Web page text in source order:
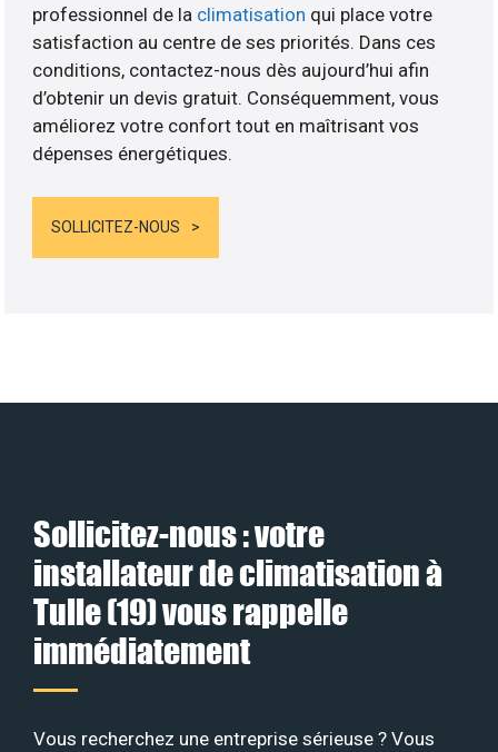
professionnel de la climatisation qui place votre
satisfaction au centre de ses priorités. Dans ces
conditions, contactez-nous dès aujourd’hui afin
d’obtenir un devis gratuit. Conséquemment, vous
améliorez votre confort tout en maîtrisant vos
dépenses énergétiques.
SOLLICITEZ-NOUS
Sollicitez-nous : votre
installateur de climatisation à
Tulle (19) vous rappelle
immédiatement
Vous recherchez une entreprise sérieuse ? Vous